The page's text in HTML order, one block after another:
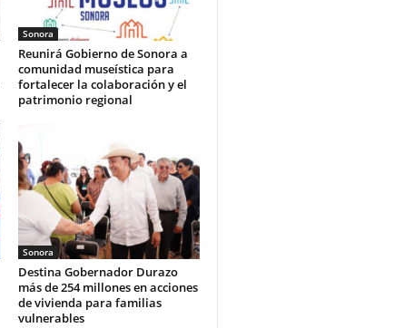
Sonora
Reunirá Gobierno de Sonora a
comunidad museística para
fortalecer la colaboración y el
patrimonio regional
Sonora
Destina Gobernador Durazo
más de 254 millones en acciones
de vivienda para familias
vulnerables